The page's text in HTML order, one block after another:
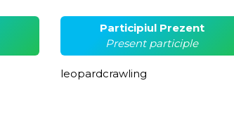
Participiul Prezent
Present participle
leopardcrawling